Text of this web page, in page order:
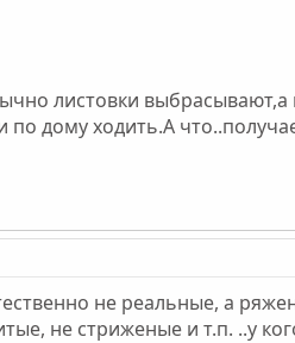
листовки
дому ходить.А
не реальные, а
не стриженые и т.п. ..у